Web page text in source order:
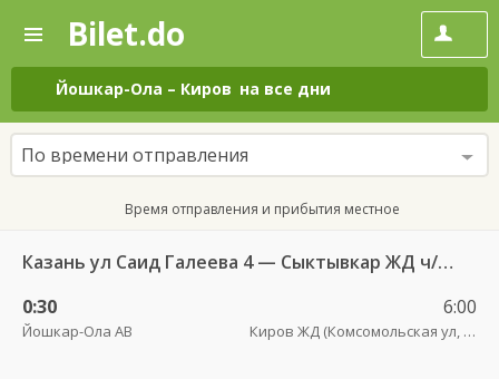
—
Поиск
и
покупка
билетов
на
автобус
онлайн
Bilet.do
Йошкар-Ола – Киров на все дни
По времени отправления
Время отправления и прибытия местное
Казань ул Саид Галеева 4 — Сыктывкар ЖД ч/зКиров
0:30
Йошкар-Ола АВ
6:00
Киров ЖД (Комсомольская ул, 42)